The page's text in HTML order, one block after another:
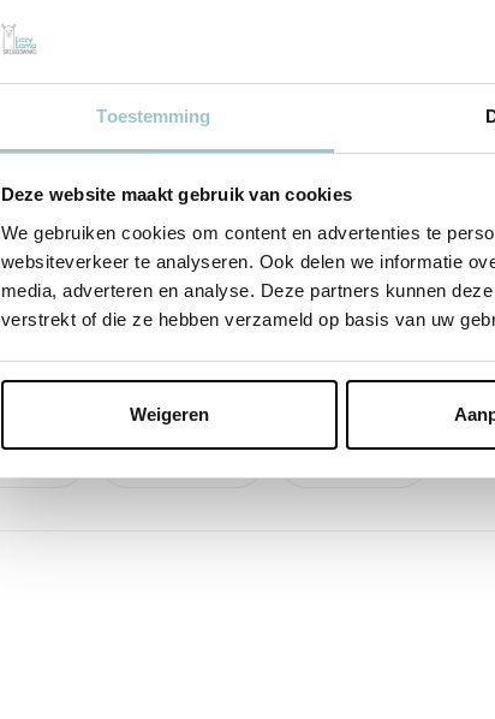
Toestemming
Deze website maakt gebruik van cookies
We gebruiken cookies om content en advertenties te
websiteverkeer te analyseren. Ook delen we informatie
media, adverteren en analyse. Deze partners kunnen
verstrekt of die ze hebben verzameld op basis van uw
Weigeren
7090015484523
Hard plastic, geheel BPA vrij
Vaatwasmachinebestendig